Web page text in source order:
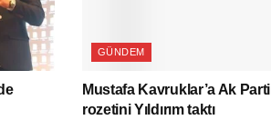
GÜNDEM
Mustafa Kavruklar’a Ak Parti
rozetini Yıldırım taktı